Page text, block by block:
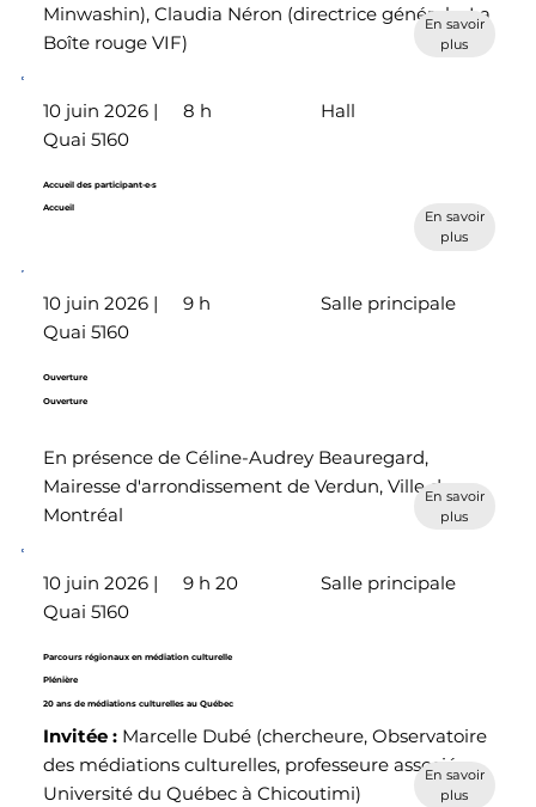
Minwashin), Claudia Néron (directrice générale, La
Boîte rouge VIF)
En savoir
plus
Accueil des participant·e·s
Accueil
8 h
10 juin 2026 |
Quai 5160
Hall
En savoir
plus
Ouverture
Ouverture
9 h
10 juin 2026 |
Quai 5160
Salle principale
En présence de Céline-Audrey Beauregard,
Mairesse d'arrondissement de Verdun, Ville de
Montréal
En savoir
plus
Parcours régionaux en médiation culturelle
Plénière
20 ans de médiations culturelles au Québec
9 h 20
10 juin 2026 |
Quai 5160
Salle principale
Invitée :Marcelle Dubé (chercheure, Observatoire
des médiations culturelles, professeure associée,
Université du Québec à Chicoutimi)
En savoir
plus